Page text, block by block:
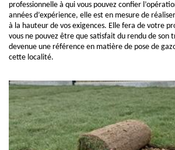
professionnelle à qui vous pouvez confier
années d’expérience, elle est en mesure de
à la hauteur de vos exigences. Elle fera de votre
vous ne pouvez être que satisfait du rendu de son
devenue une référence en matière de pose de
cette localité.